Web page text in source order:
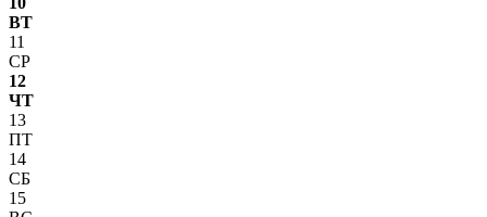
ВТ
11
СР
12
ЧТ
13
ПТ
14
СБ
15